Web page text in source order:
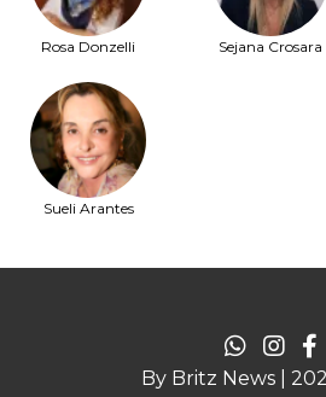
Rosa Donzelli Sejana Crosara
Sueli Arantes
By Britz News |